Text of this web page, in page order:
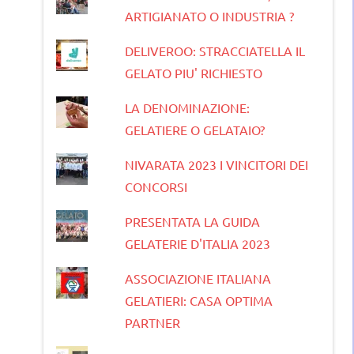
ARTIGIANATO O INDUSTRIA ?
DELIVEROO: STRACCIATELLA IL
GELATO PIU' RICHIESTO
LA DENOMINAZIONE:
GELATIERE O GELATAIO?
NIVARATA 2023 I VINCITORI DEI
CONCORSI
PRESENTATA LA GUIDA
GELATERIE D'ITALIA 2023
ASSOCIAZIONE ITALIANA
GELATIERI: CASA OPTIMA
PARTNER